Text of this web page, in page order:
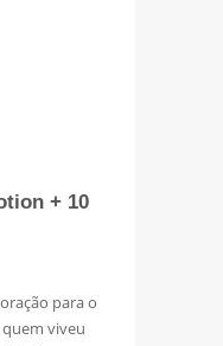
+ 10
para o
quem viveu